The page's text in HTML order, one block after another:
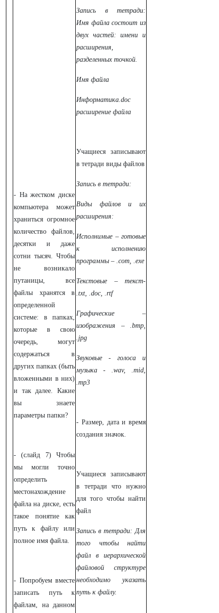
- На жестком диске
компьютера может
храниться огромное
количество файлов,
десятки и даже
сотни тысяч. Чтобы
не возникало
путаницы, все
файлы хранятся в
определенной
системе: в папках,
которые в свою
очередь, могут
содержаться в
других папках (быть
вложенными в них)
и так далее. Какие
вы знаете
параметры папки?
- (слайд 7) Чтобы
мы могли точно
определить
местонахождение
файла на диске, есть
такое понятие как
путь к файлу или
полное имя файла.
- Попробуем вместе
записать путь к
файлам, на данном
Запись в тетради:
Имя файла состоит из
двух частей: имени и
расширения,
разделенных точкой.
Имя файла
Информатика.doc
расширение файла
Учащиеся записывают
в тетради виды файлов
Запись в тетради:
Виды файлов и их
расширения:
Исполнимые – готовые
к исполнению
программы – .com, .exe
Текстовые – текст-
.txt, .doc, .rtf
Графические –
изображения – .bmp,
.jpg
Звуковые - голоса и
музыка - .wav, .mid,
.mp3
- Размер, дата и время
создания значок.
Учащиеся записывают
в тетради что нужно
для того чтобы найти
файл
Запись в тетради: Для
того чтобы найти
файл в иерархической
файловой структуре
необходимо указать
путь к файлу.